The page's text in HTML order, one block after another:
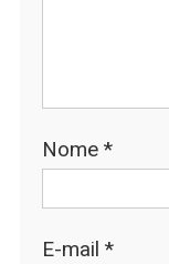
Nome *
E-mail *